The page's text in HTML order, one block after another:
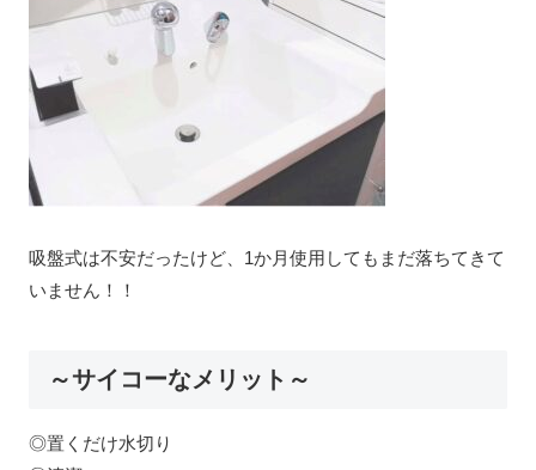
吸盤式は不安だったけど、1か月使用してもまだ落ちてきて
いません！！
～サイコーなメリット～
◎置くだけ水切り